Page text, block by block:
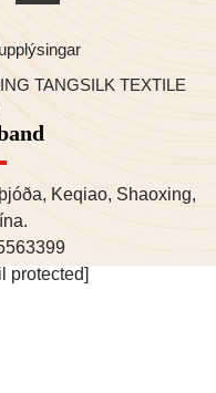
TANGSILK TEXTILE
Keqiao, Shaoxing,
protected]